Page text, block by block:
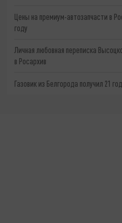
Цены на премиум-автозапчасти в
году
Личная любовная переписка
в Росархив
Газовик из Белгорода получил 21